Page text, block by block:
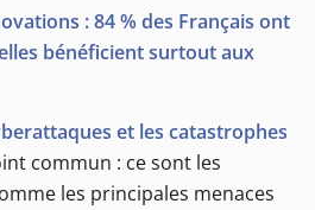
: 84 % des Français ont
bénéficient surtout aux
et les catastrophes
commun : ce sont les
les principales menaces